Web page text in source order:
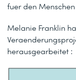
fuer den
Melanie Franklin
herausgearbeitet :